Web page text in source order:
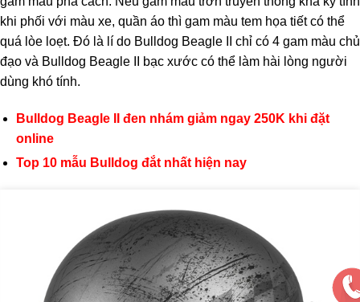
khi phối với màu xe, quần áo thì gam màu tem họa tiết có thể
quá lòe loẹt. Đó là lí do Bulldog Beagle II
chỉ có 4 gam màu chủ
đạo và Bulldog Beagle II bạc xước có thể làm hài lòng người
dùng khó tính.
Bulldog Beagle II đen nhám giảm ngay 250K khi đặt
online
Top 10 mẫu Bulldog đắt nhất hiện nay